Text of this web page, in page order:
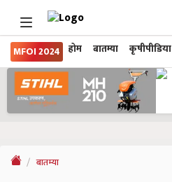
MFOI 2024 होम बातम्या कृषीपीडिया
बातम्या